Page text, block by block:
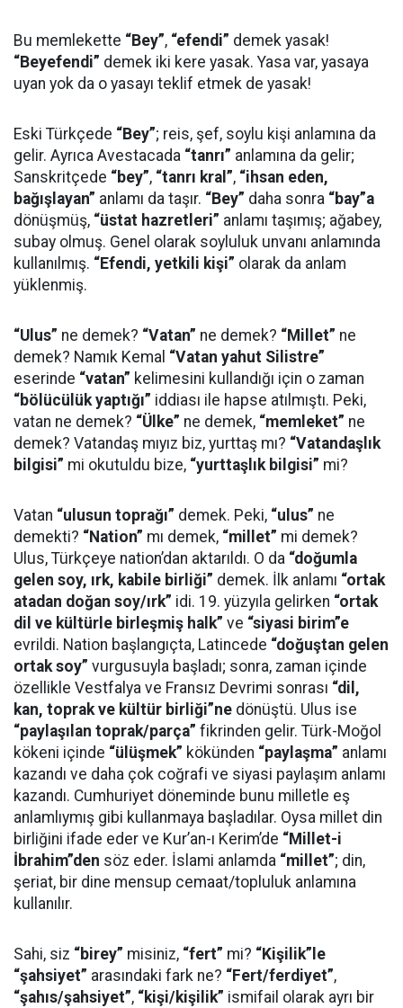
Bu memlekette “Bey”, “efendi” demek yasak!
“Beyefendi” demek iki kere yasak. Yasa var, yasaya
uyan yok da o yasayı teklif etmek de yasak!
Eski Türkçede “Bey”; reis, şef, soylu kişi anlamına da
gelir. Ayrıca Avestacada “tanrı” anlamına da gelir;
Sanskritçede “bey”, “tanrı kral”, “ihsan eden,
bağışlayan” anlamı da taşır. “Bey” daha sonra “bay”a
dönüşmüş, “üstat hazretleri” anlamı taşımış; ağabey,
subay olmuş. Genel olarak soyluluk unvanı anlamında
kullanılmış. “Efendi, yetkili kişi” olarak da anlam
yüklenmiş.
“Ulus” ne demek? “Vatan” ne demek? “Millet” ne
demek? Namık Kemal “Vatan yahut Silistre”
eserinde “vatan” kelimesini kullandığı için o zaman
“bölücülük yaptığı” iddiası ile hapse atılmıştı. Peki,
vatan ne demek? “Ülke” ne demek, “memleket” ne
demek? Vatandaş mıyız biz, yurttaş mı? “Vatandaşlık
bilgisi” mi okutuldu bize, “yurttaşlık bilgisi” mi?
Vatan “ulusun toprağı” demek. Peki, “ulus” ne
demekti? “Nation” mı demek, “millet” mi demek?
Ulus, Türkçeye nation’dan aktarıldı. O da “doğumla
gelen soy, ırk, kabile birliği” demek. İlk anlamı “ortak
atadan doğan soy/ırk” idi. 19. yüzyıla gelirken “ortak
dil ve kültürle birleşmiş halk” ve “siyasi birim”e
evrildi. Nation başlangıçta, Latincede “doğuştan gelen
ortak soy” vurgusuyla başladı; sonra, zaman içinde
özellikle Vestfalya ve Fransız Devrimi sonrası “dil,
kan, toprak ve kültür birliği”ne dönüştü. Ulus ise
“paylaşılan toprak/parça” fikrinden gelir. Türk-Moğol
kökeni içinde “ülüşmek” kökünden “paylaşma” anlamı
kazandı ve daha çok coğrafi ve siyasi paylaşım anlamı
kazandı. Cumhuriyet döneminde bunu milletle eş
anlamlıymış gibi kullanmaya başladılar. Oysa millet din
birliğini ifade eder ve Kur’an-ı Kerim’de “Millet-i
İbrahim”den söz eder. İslami anlamda “millet”; din,
şeriat, bir dine mensup cemaat/topluluk anlamına
kullanılır.
Sahi, siz “birey” misiniz, “fert” mi? “Kişilik”le
“şahsiyet” arasındaki fark ne? “Fert/ferdiyet”,
“şahıs/şahsiyet”, “kişi/kişilik” ismifail olarak ayrı bir